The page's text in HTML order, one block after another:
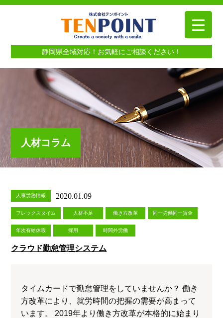
静岡県全域対応！お気軽にご相談ください！
人材コラム
人事労務情報 2020.01.09
フレックスタイム 人材不足 働き方改革 同一労働同一賃金
年次有給休暇 採用 時間外労働
クラウド勤怠管理システム
タイムカードで勤怠管理をしていませんか？ 働き
方改革により、就労時間の把握の需要が高まって
います。 2019年より働き方改革が本格的に始まり